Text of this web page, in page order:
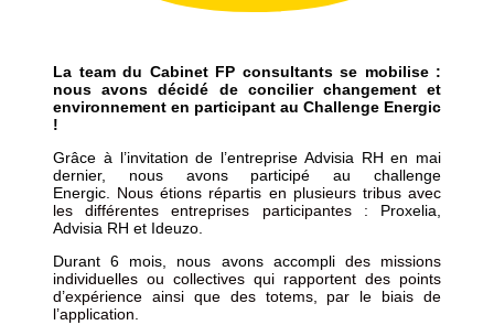
La team du Cabinet FP consultants se mobilise :
nous avons décidé de concilier changement et
environnement en participant au Challenge Energic
!
Grâce à l’invitation de l’entreprise Advisia RH en mai
dernier, nous avons participé au challenge
Energic. Nous étions répartis en plusieurs tribus avec
les différentes entreprises participantes : Proxelia,
Advisia RH et Ideuzo.
Durant 6 mois, nous avons accompli des missions
individuelles ou collectives qui rapportent des points
d’expérience ainsi que des totems, par le biais de
l’application.